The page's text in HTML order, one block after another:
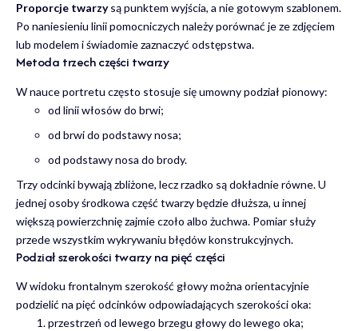
Proporcje twarzysą punktem wyjścia, a nie gotowym szablonem.
Po naniesieniu linii pomocniczych należy porównać je ze zdjęciem
lub modelem i świadomie zaznaczyć odstępstwa.
Metoda trzech części twarzy
W nauce portretu często stosuje się umowny podział pionowy:
od linii włosów do brwi;
od brwi do podstawy nosa;
od podstawy nosa do brody.
Trzy odcinki bywają zbliżone, lecz rzadko są dokładnie równe. U
jednej osoby środkowa część twarzy będzie dłuższa, u innej
większą powierzchnię zajmie czoło albo żuchwa. Pomiar służy
przede wszystkim wykrywaniu błędów konstrukcyjnych.
Podział szerokości twarzy na pięć części
W widoku frontalnym szerokość głowy można orientacyjnie
podzielić na pięć odcinków odpowiadających szerokości oka:
przestrzeń od lewego brzegu głowy do lewego oka;